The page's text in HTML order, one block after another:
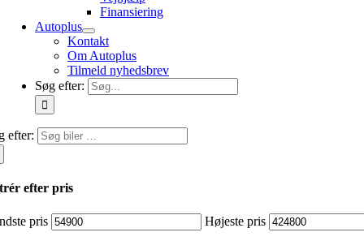
Finansiering
Autoplus
Kontakt
Om Autoplus
Tilmeld nyhedsbrev
Søg efter:
efter:
efter pris
pris Højeste pris